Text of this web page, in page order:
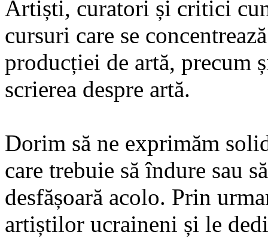
Artiști, curatori și critici
cursuri care se
producției de artă, precum
scrierea despre artă.
Dorim să ne exprimăm
care trebuie să îndure sau
desfășoară acolo. Prin
artiștilor ucraineni și le